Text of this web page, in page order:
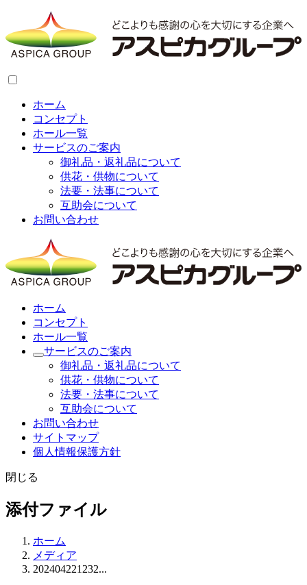
ホーム
コンセプト
ホール一覧
サービスのご案内
御礼品・返礼品について
供花・供物について
法要・法事について
互助会について
お問い合わせ
ホーム
コンセプト
ホール一覧
サービスのご案内
御礼品・返礼品について
供花・供物について
法要・法事について
互助会について
お問い合わせ
サイトマップ
個人情報保護方針
閉じる
添付ファイル
ホーム
メディア
202404221232...